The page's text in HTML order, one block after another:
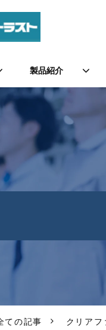
製品紹介
ての記事 クリア